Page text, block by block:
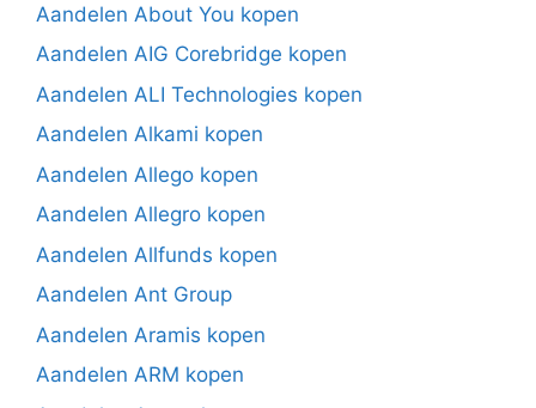
Aandelen About You kopen
Aandelen AIG Corebridge kopen
Aandelen ALI Technologies kopen
Aandelen Alkami kopen
Aandelen Allego kopen
Aandelen Allegro kopen
Aandelen Allfunds kopen
Aandelen Ant Group
Aandelen Aramis kopen
Aandelen ARM kopen